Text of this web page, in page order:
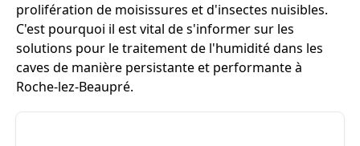
prolifération de moisissures et d'insectes nuisibles.
C'est pourquoi il est vital de s'informer sur les
solutions pour le traitement de l'humidité dans les
caves de manière persistante et performante à
Roche-lez-Beaupré.